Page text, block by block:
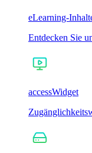
eLearning-
Entdecken Sie
accessWidget